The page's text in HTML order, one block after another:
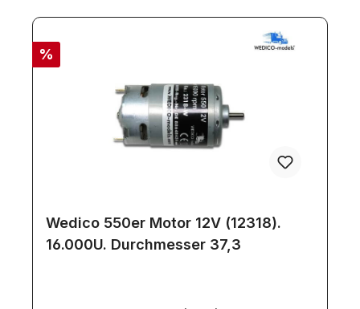
%
Wedico 550er Motor 12V (12318).
16.000U. Durchmesser 37,3